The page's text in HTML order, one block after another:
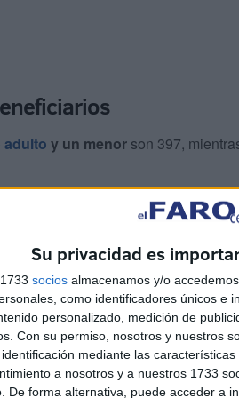
Su privacidad es
socios almacenamos y/o
como identificadores únicos e
personalizado, medición de
Con su permiso, nosotros y nuestros
mediante las
a nosotros y a nuestros 1733
De forma alternativa, puede acceder a
adulto y un menor son 397,
más de dos menores, que
que requieren apoyo económico.
3.081 prestaciones activas,
menores representan5.400 de
de protección de la infancia.